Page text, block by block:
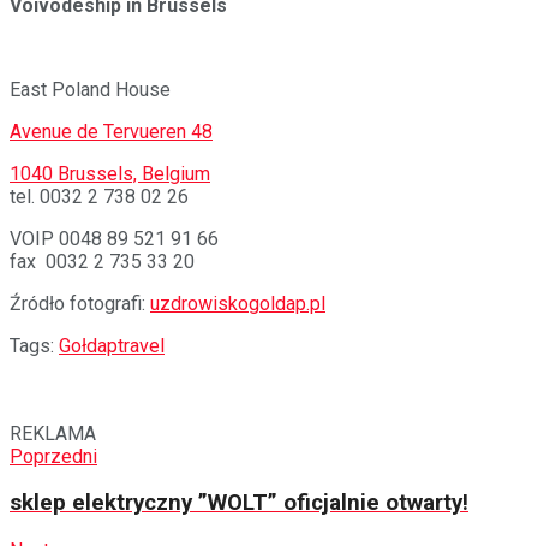
Voivodeship in Brussels
East Poland House
Avenue de Tervueren 48
1040 Brussels, Belgium
tel. 0032 2 738 02 26
VOIP 0048 89 521 91 66
fax 0032 2 735 33 20
Źródło fotografi: uzdrowiskogoldap.pl
Tags: Gołdaptravel
REKLAMA
Poprzedni
sklep elektryczny ”WOLT” oficjalnie otwarty!